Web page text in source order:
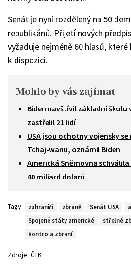
Senát je nyní rozdělený na 50
republikánů. Přijetí nových
vyžaduje nejméně 60 hlasů,
k dispozici.
Mohlo by vás zajímat
Biden navštívil základní školu
zastřelil 21 lidí
USA jsou ochotny vojensky
Tchaj-wanu, oznámil Biden
Americká Sněmovna
40 miliard dolarů
Tagy: zahraničí zbraně Senát USA
Spojené státy americké
střelné
kontrola zbraní
Zdroje: ČTK